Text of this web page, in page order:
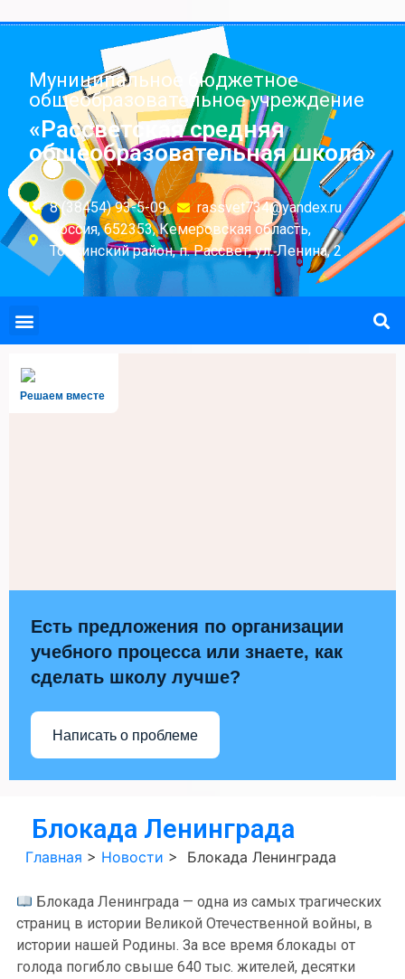
Муниципальное бюджетное
общеобразовательное учреждение
«Рассветская средняя
общеобразовательная школа»
8 (38454) 93-5-09
rassvet734@yandex.ru
Россия, 652353, Кемеровская область,
Топкинский район, п. Рассвет, ул. Ленина, 2
Решаем вместе
Есть предложения по организации
учебного процесса или знаете, как
сделать школу лучше?
Написать о проблеме
Блокада Ленинграда
Главная > Новости > Блокада Ленинграда
Блокада Ленинграда — одна из самых трагических
страниц в истории Великой Отечественной войны, в
истории нашей Родины. За все время блокады от
голода погибло свыше 640 тыс. жителей, десятки